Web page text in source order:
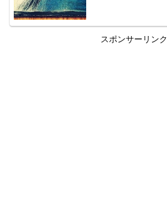
スポンサーリンク